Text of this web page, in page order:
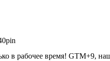
в рабочее время! GTM+9,